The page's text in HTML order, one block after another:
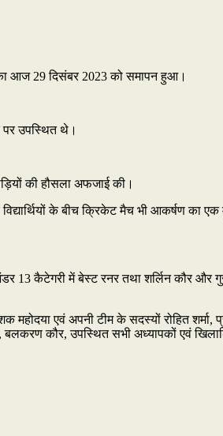
का आज 29 दिसंबर 2023 को समापन हुआ।
उपस्थित थे।
की हौसला अफजाई की।
के बीच क्रिकेट मैच भी आकर्षण का
13 कैटेगरी में बेस्ट रनर तथा शर्लिन कौर
एवं अपनी टीम के सदस्यों रोहित शर्मा,
कौर, उपस्थित सभी अध्यापकों एवं